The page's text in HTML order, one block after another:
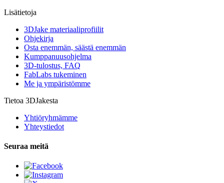
Lisätietoja
3DJake materiaaliprofiilit
Ohjekirja
Osta enemmän, säästä enemmän
Kumppanuusohjelma
3D-tulostus, FAQ
FabLabs tukeminen
Me ja ympäristömme
Tietoa 3DJakesta
Yhtiöryhmämme
Yhteystiedot
Seuraa meitä